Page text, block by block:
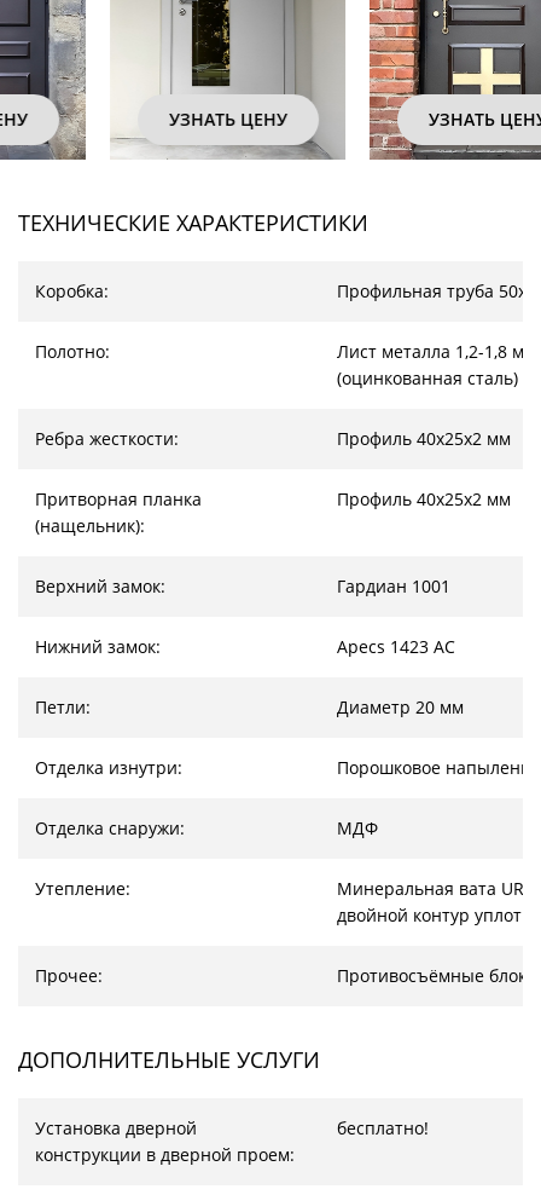
УЗНАТЬ ЦЕНУ УЗНАТЬ ЦЕНУ
ТЕХНИЧЕСКИЕ ХАРАКТЕРИСТИКИ
Коробка: Профильная труба
Полотно:
Лист металла 1,2-1,8 мм
(оцинкованная сталь)
Ребра жесткости: Профиль 40х25х2 мм
Притворная планка
(нащельник):
Профиль 40х25х2 мм
Верхний замок: Гардиан 1001
Нижний замок: Apecs 1423 AC
Петли: Диаметр 20 мм
Отделка изнутри: Порошковое напыление
Отделка снаружи: МДФ
Утепление:
Минеральная вата
двойной контур
Прочее: Противосъёмные
ДОПОЛНИТЕЛЬНЫЕ УСЛУГИ
Установка дверной
конструкции в дверной проем:
бесплатно!